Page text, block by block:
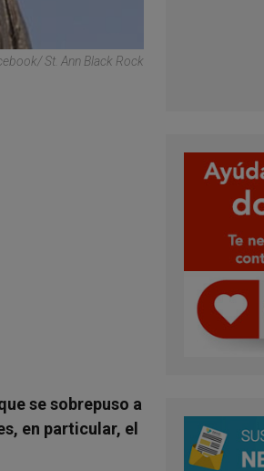
St. Ann Black Rock
se sobrepuso a
en particular, el